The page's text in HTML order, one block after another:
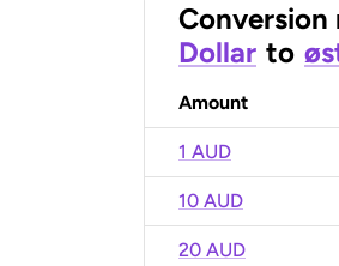
Conversion
Dollar to
Amount
1 AUD
10 AUD
20 AUD